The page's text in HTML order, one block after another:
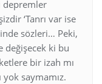
depremler
‘Tanrı var ise
sözleri… Peki,
değişecek ki bu
bir izah mı
yok saymamız.